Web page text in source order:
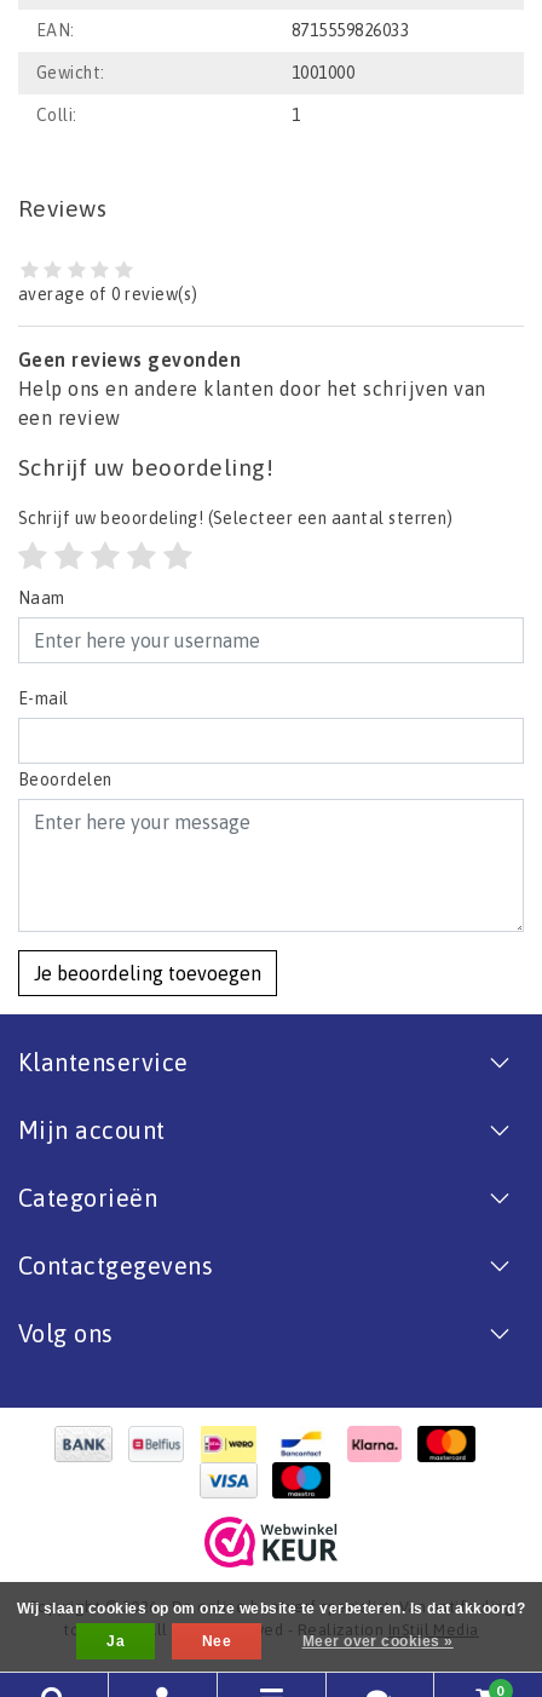
EAN: 8715559826033
Gewicht: 1001000
Colli: 1
Reviews
average of 0 review(s)
Geen reviews gevonden
Help ons en andere klanten door het schrijven van
een review
Schrijf uw beoordeling!
Schrijf uw beoordeling! (Selecteer een aantal sterren)
Naam
E-mail
Beoordelen
Je beoordeling toevoegen
Klantenservice
Mijn account
Categorieën
Contactgegevens
Volg ons
Copyright © 2026 - De online bootverf specialist. Van antifouling
tot aflak. - All rights reserved - Realization InStijl Media
0
Wij slaan cookies op om onze website te verbeteren. Is dat akkoord?
Ja
Nee Meer over cookies »